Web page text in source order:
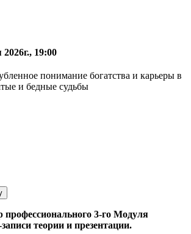
19:00
понимание богатства и карьеры в
и бедные судьбы
3-го Модуля
теории и презентации.